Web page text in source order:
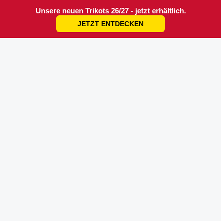
Unsere neuen Trikots 26/27 - jetzt erhältlich.
JETZT ENTDECKEN